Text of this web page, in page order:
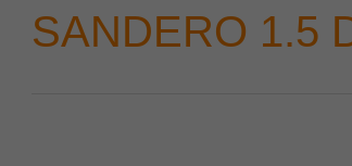
SANDERO 1.5